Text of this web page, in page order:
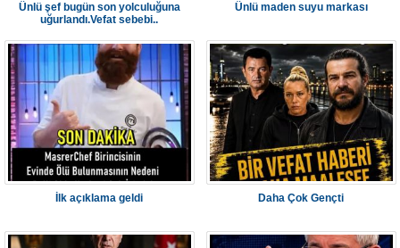
Ünlü şef bugün son yolculuğuna
uğurlandı.Vefat sebebi..
Ünlü maden suyu markası
İlk açıklama geldi Daha Çok Gençti